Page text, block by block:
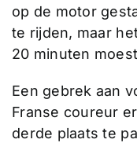
op de motor
te rijden, maar
20 minuten
Een gebrek aan
Franse coureur
derde plaats te